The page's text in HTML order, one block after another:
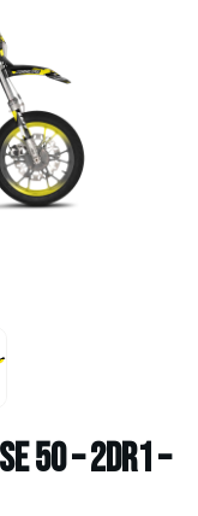
50 – 2DR1 –